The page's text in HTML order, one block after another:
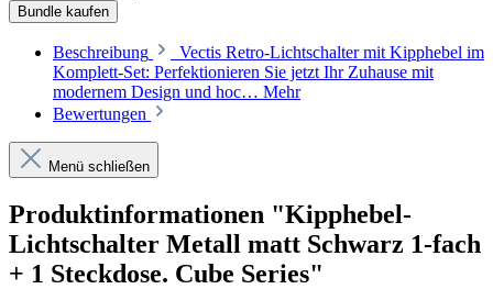
Bundle kaufen
Beschreibung
Vectis Retro-Lichtschalter mit Kipphebel im
Komplett-Set: Perfektionieren Sie jetzt Ihr Zuhause mit
modernem Design und hoc… Mehr
Bewertungen
Menü schließen
Produktinformationen "Kipphebel-
Lichtschalter Metall matt Schwarz 1-fach
+ 1 Steckdose. Cube Series"